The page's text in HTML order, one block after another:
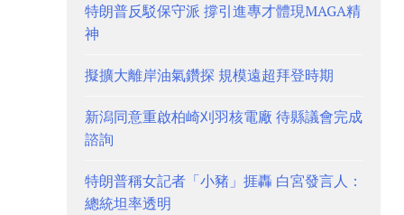
特朗普反駁保守派 撐引進專才體現MAGA精
神
擬擴大離岸油氣鑽探 規模遠超拜登時期
新潟同意重啟柏崎刈羽核電廠 待縣議會完成
諮詢
特朗普稱女記者「小豬」捱轟 白宮發言人：
總統坦率透明